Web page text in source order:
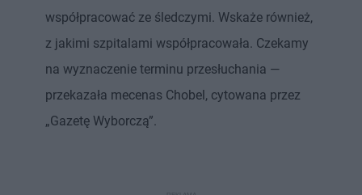
współpracować ze śledczymi. Wskaże również,
z jakimi szpitalami współpracowała. Czekamy
na wyznaczenie terminu przesłuchania —
przekazała mecenas Chobel, cytowana przez
„Gazetę Wyborczą”.